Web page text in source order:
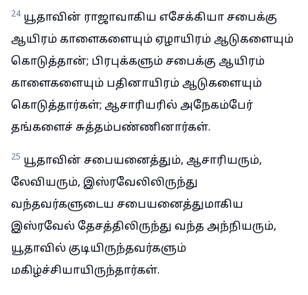
24 யூதாவின் ராஜாவாகிய எசேக்கியா சபைக்கு
ஆயிரம் காளைகளையும் ஏழாயிரம் ஆடுகளையும்
கொடுத்தான்; பிரபுக்களும் சபைக்கு ஆயிரம்
காளைகளையும் பதினாயிரம் ஆடுகளையும்
கொடுத்தார்கள்; ஆசாரியரில் அநேகம்பேர்
தங்களைச் சுத்தம்பண்ணினார்கள்.
25 யூதாவின் சபையனைத்தும், ஆசாரியரும்,
லேவியரும், இஸ்ரவேலிலிருந்து
வந்தவர்களுடைய சபையனைத்துமாகிய
இஸ்ரவேல் தேசத்திலிருந்து வந்த அந்நியரும்,
யூதாவில் குடியிருந்தவர்களும்
மகிழ்ச்சியாயிருந்தார்கள்.